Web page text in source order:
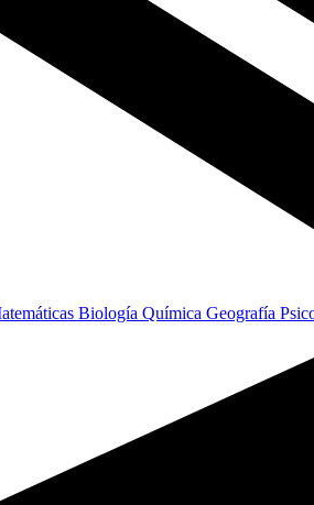
Biología Química Geografía